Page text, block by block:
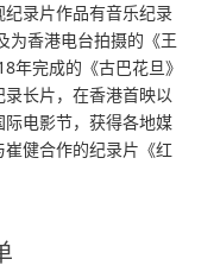
录片作品有音乐纪录
为香港电台拍摄的《王
年完成的《古巴花旦》
长片，在香港首映以
电影节，获得各地媒
健合作的纪录片《红